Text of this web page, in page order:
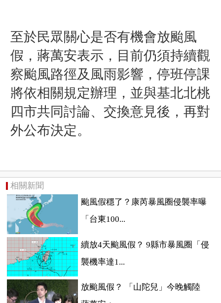
至於民眾關心是否有機會放颱風
假，蔣萬安表示，目前仍須持續觀
察颱風路徑及風雨影響，停班停課
將依相關規定辦理，並與基北北桃
四市共同討論、交換意見後，再對
外公布決定。
相關新聞
颱風假穩了？康芮暴風圈侵襲率曝
「台東100...
續放4天颱風假？ 9縣市暴風圈「侵
襲機率達1...
放颱風假？ 「山陀兒」今晚觸陸